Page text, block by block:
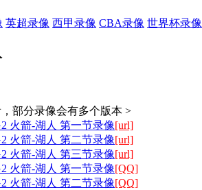
英超录像 西甲录像 CBA录像 世界杯录像
部分录像会有多个版本 >
火箭-湖人 第一节录像[url]
火箭-湖人 第二节录像[url]
火箭-湖人 第三节录像[url]
火箭-湖人 第一节录像[QQ]
火箭-湖人 第二节录像[QQ]